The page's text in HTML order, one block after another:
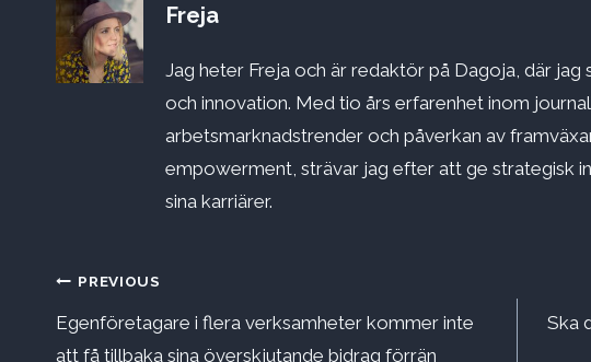
Freja
Jag heter Freja och är redaktör på Dagoja, där
och innovation. Med tio års erfarenhet inom
arbetsmarknadstrender och påverkan av
empowerment, strävar jag efter att ge strategisk
sina karriärer.
Inläggsnavigering
PREVIOUS
Egenföretagare i flera verksamheter kommer inte
att få tillbaka sina överskjutande bidrag förrän
Ska